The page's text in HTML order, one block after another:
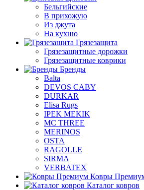
Бельгийские
В прихожую
Из джута
На кухню
Грязезащита
Грязезащитные дорожки
Грязезащитные коврики
Бренды
Balta
DEVOS CABY
DURKAR
Elisa Rugs
IPEK MEKIK
MC THREE
MERINOS
OSTA
RAGOLLE
SIRMA
VERBATEX
Ковры
Каталог ковров